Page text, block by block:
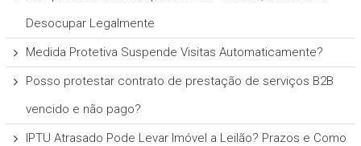
Desocupar Legalmente
Medida Protetiva Suspende Visitas Automaticamente?
Posso protestar contrato de prestação de serviços B2B
vencido e não pago?
IPTU Atrasado Pode Levar Imóvel a Leilão? Prazos e Como